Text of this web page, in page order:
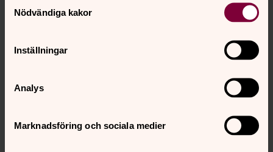
Nödvändiga kakor
Inställningar
Analys
Marknadsföring och sociala medier
OBS! Under perioden 1 december – 31mars utförs ingen
snötäcke.
ner här